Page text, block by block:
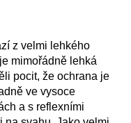
z velmi lehkého
mimořádně lehká
pocit, že ochrana je
ve vysoce
a s reflexními